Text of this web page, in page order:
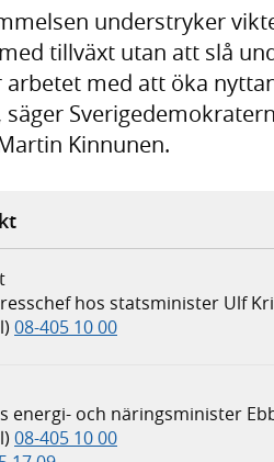
understryker
tillväxt utan att slå
med att öka
Kinnunen.
hos statsminister Ulf
08-405 10 00
energi- och näringsminister
08-405 10 00